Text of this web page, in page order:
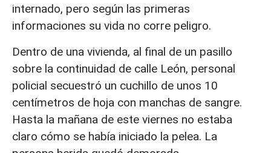
internado, pero según las primeras
informaciones su vida no corre peligro.
Dentro de una vivienda, al final de un pasillo
sobre la continuidad de calle León, personal
policial secuestró un cuchillo de unos 10
centímetros de hoja con manchas de sangre.
Hasta la mañana de este viernes no estaba
claro cómo se había iniciado la pelea. La